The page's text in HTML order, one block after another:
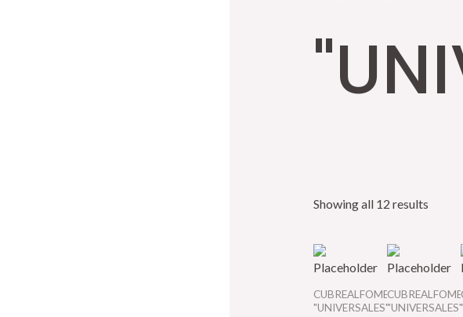
Showing all 12 results
CUBREALFOMBRAS
"UNIVERSALES""UNIVERSALES"